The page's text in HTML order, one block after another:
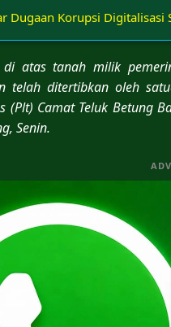
Dugaan Korupsi Digitalisasi
di atas tanah milik
telah ditertibkan oleh
(Plt) Camat Teluk Betung
Senin.